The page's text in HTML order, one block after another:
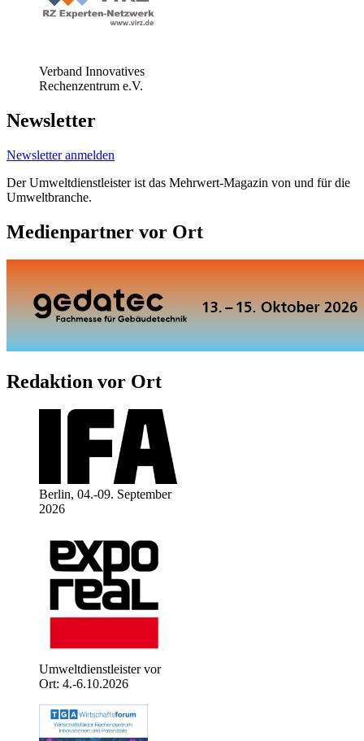
Verband Innovatives
Rechenzentrum e.V.
Newsletter
Newsletter anmelden
Der Umweltdienstleister ist das Mehrwert-Magazin von und für die
Umweltbranche.
Medienpartner vor Ort
Redaktion vor Ort
Berlin, 04.-09. September
2026
Umweltdienstleister vor
Ort: 4.-6.10.2026